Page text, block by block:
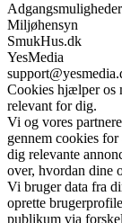
Adgangsmuligheder
Miljøhensyn
SmukHus.dk
YesMedia
Cookies hjælper os
relevant for dig.
Vi og vores
gennem cookies
dig relevante
over, hvordan dine
Vi bruger data fra
oprette
publikum via